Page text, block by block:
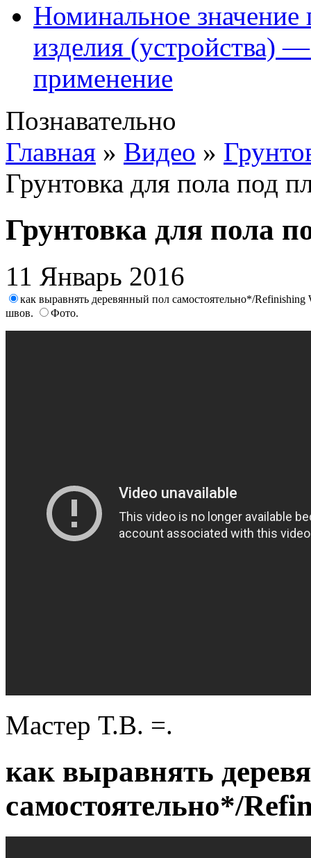
Номинальное значение
изделия (устройства)
применение
Познавательно
Главная » Видео »
Грунтовка для пола под
Грунтовка для пола
11 Январь 2016
как выравнять деревянный пол самостоятельно*/Refinishing
швов.
Фото.
Мастер Т.В. =.
как выравнять
самостоятельно*/